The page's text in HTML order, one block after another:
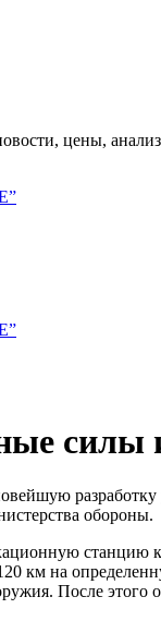
цены,
силы
разработку
обороны.
станцию
км на
После